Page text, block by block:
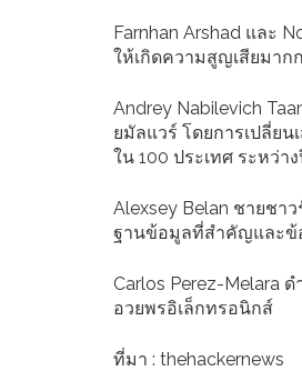
Farnhan Arshad และ
ให้เกิดความสูญเสียมาก
Andrey Nabilevich
ยมัลแวร์ โดยการเปลี่ย
ใน 100 ประเทศ ระหว่า
Alexsey Belan ชายชา
ฐานข้อมูลที่สำคัญและข้
Carlos Perez-Melara
อวยพรอิเล็กทรอนิกส์
ที่มา : thehackernews